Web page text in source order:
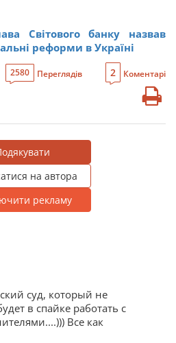
Світового банку назвав
реформи в Україні
2580 Переглядів 2 Коментарі
на автора
рекламу
суд, который не
в спайке работать с
Все как